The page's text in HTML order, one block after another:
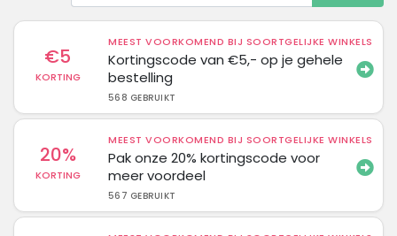
€5
KORTING
MEEST VOORKOMEND BIJ SOORTGELIJKE WINKELS
Kortingscode van €5,- op je gehele
bestelling
568 GEBRUIKT
20%
KORTING
MEEST VOORKOMEND BIJ SOORTGELIJKE WINKELS
Pak onze 20% kortingscode voor
meer voordeel
567 GEBRUIKT